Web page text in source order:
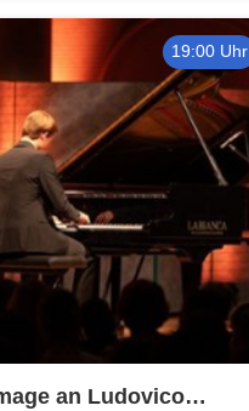
19:00 Uhr
an Ludovico